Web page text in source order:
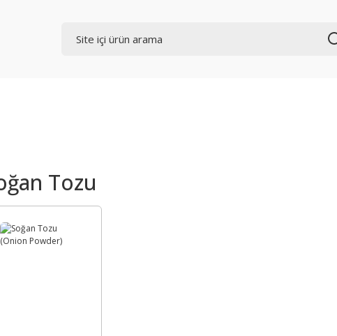
Tozu